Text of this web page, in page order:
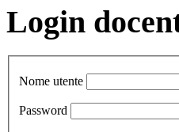
Login
Nome utente
Password